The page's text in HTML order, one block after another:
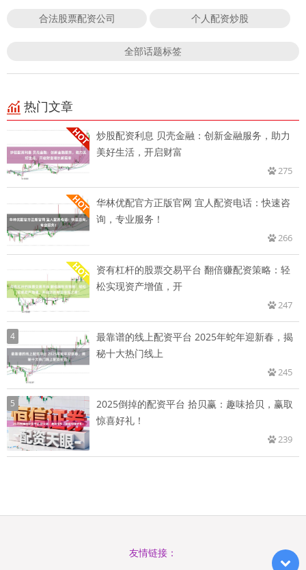
合法股票配资公司 个人配资炒股
全部话题标签
热门文章
炒股配资利息 贝壳金融：创新金融服务，助力
美好生活，开启财富
275
华林优配官方正版官网 宜人配资电话：快速咨
询，专业服务！
266
资有杠杆的股票交易平台 翻倍赚配资策略：轻
松实现资产增值，开
247
4
最靠谱的线上配资平台 2025年蛇年迎新春，揭
秘十大热门线上
245
5
2025倒掉的配资平台 拾贝赢：趣味拾贝，赢取
惊喜好礼！
239
友情链接：